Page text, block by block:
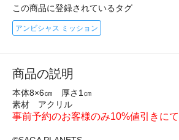
この商品に登録されているタグ
アンビシャス ミッション
商品の説明
本体8×6㎝ 厚さ1㎝
素材 アクリル
事前予約のお客様のみ10%値引きに